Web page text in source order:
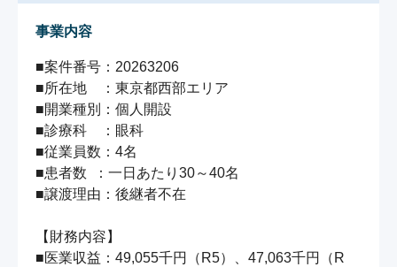
事業内容
■案件番号：20263206
■所在地　：東京都西部エリア
■開業種別：個人開設
■診療科　：眼科
■従業員数：4名
■患者数  ：一日あたり30～40名
■譲渡理由：後継者不在
【財務内容】
■医業収益：49,055千円（R5）、47,063千円（R